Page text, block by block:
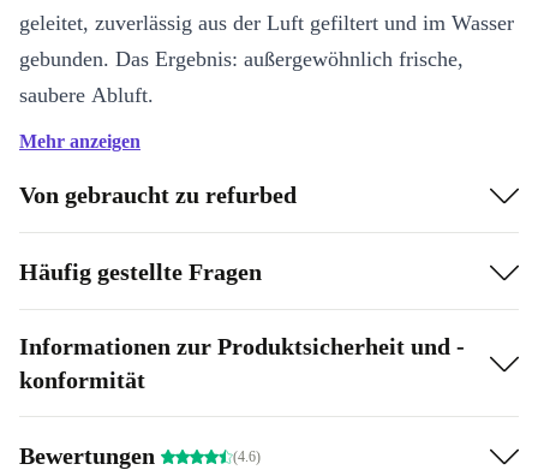
geleitet, zuverlässig aus der Luft gefiltert und im Wasser
gebunden. Das Ergebnis: außergewöhnlich frische,
saubere Abluft.
Mehrstufiges Filtersystem bestehend aus innovativem
(EN 1822:1998)
Filtert 99,5 Prozent des Staubs aus der Luft und sorgt so
für frische, saubere Luft und ein angenehmes
Raumklima. Besonders für Allergiker geeignet.
Einfach zu befüllen und zu reinigen.
Mehr anzeigen
Von gebraucht zu refurbed
Häufig gestellte Fragen
Informationen zur Produktsicherheit und -
konformität
Bewertungen (4.6)